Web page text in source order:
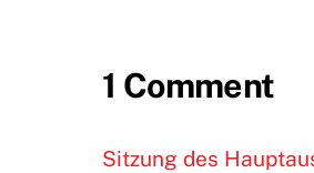
1 Comment
Sitzung des